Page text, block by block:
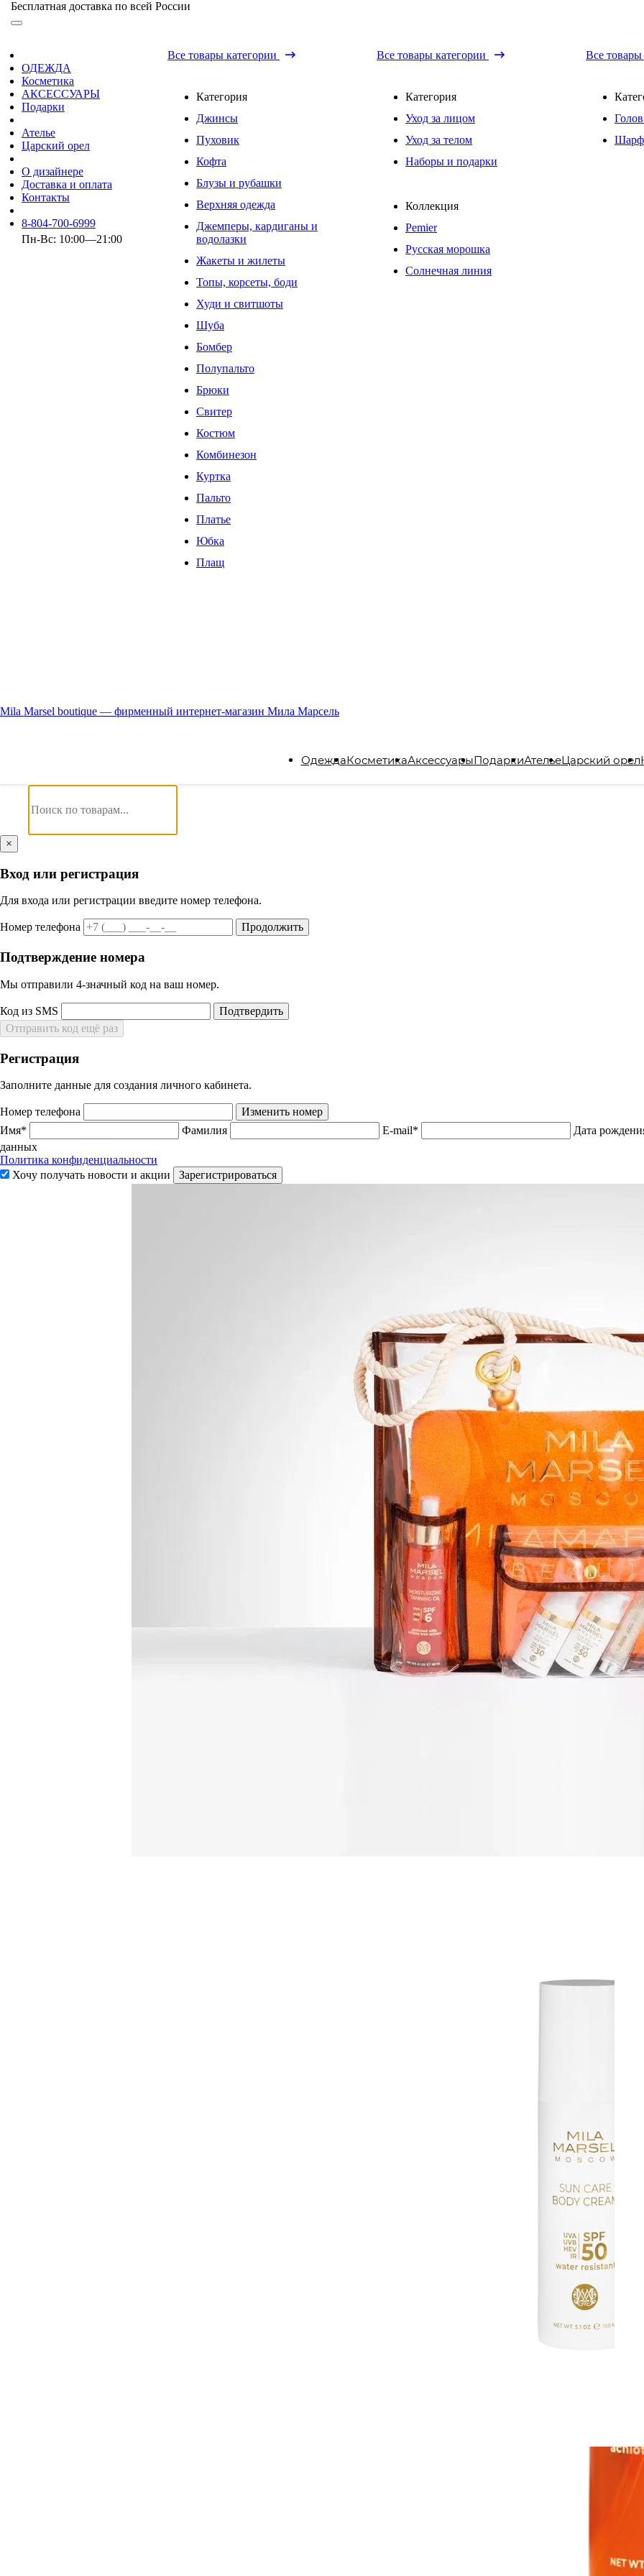
Бесплатная доставка по всей России
ОДЕЖДА
Косметика
АКСЕССУАРЫ
Подарки
Ателье
Царский орел
О дизайнере
Доставка и оплата
Контакты
8-804-700-6999
Пн-Вс: 10:00—21:00
Все товары категории
Категория
Джинсы
Пуховик
Кофта
Блузы и рубашки
Верхняя одежда
Джемперы, кардиганы и
водолазки
Жакеты и жилеты
Топы, корсеты, боди
Худи и свитшоты
Шуба
Бомбер
Полупальто
Брюки
Свитер
Костюм
Комбинезон
Куртка
Пальто
Платье
Юбка
Плащ
Все товары категории
Категория
Уход за лицом
Уход за телом
Наборы и подарки
Коллекция
Pemier
Русская морошка
Солнечная линия
Все товары
Mila Marsel boutique — фирменный интернет-магазин Мила Марсель
ОдеждаКосметикаАксессуарыПодаркиАтельеЦарский орел
×
Вход или регистрация
Для входа или регистрации введите номер телефона.
Номер телефона Продолжить
Подтверждение номера
Мы отправили 4‑значный код на ваш номер.
Код из SMS
Подтвердить
Отправить код ещё раз
Регистрация
Заполните данные для создания личного кабинета.
Номер телефона
Изменить номер
Имя*
Фамилия E-mail* Дата
данных
Политика конфиденциальности
Хочу получать новости и акции
Зарегистрироваться